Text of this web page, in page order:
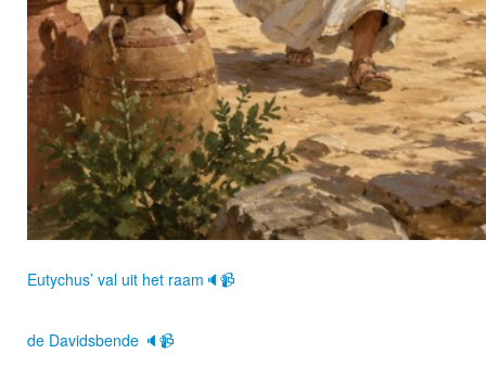
Eutychus’ val uit het raam🔈📹
de Davidsbende 🔈📹